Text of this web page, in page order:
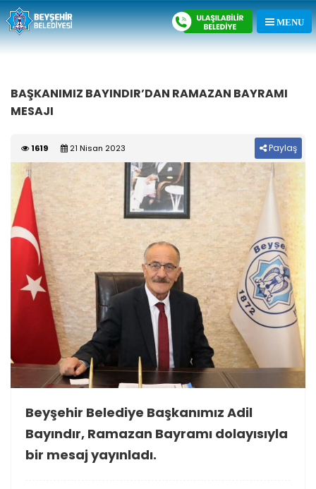
BAŞKANIMIZ BAYINDIR’DAN RAMAZAN BAYRAMI
MESAJI
1619 21 Nisan 2023 Paylaş
Beyşehir Belediye Başkanımız Adil
Bayındır, Ramazan Bayramı dolayısıyla
bir mesaj yayınladı.